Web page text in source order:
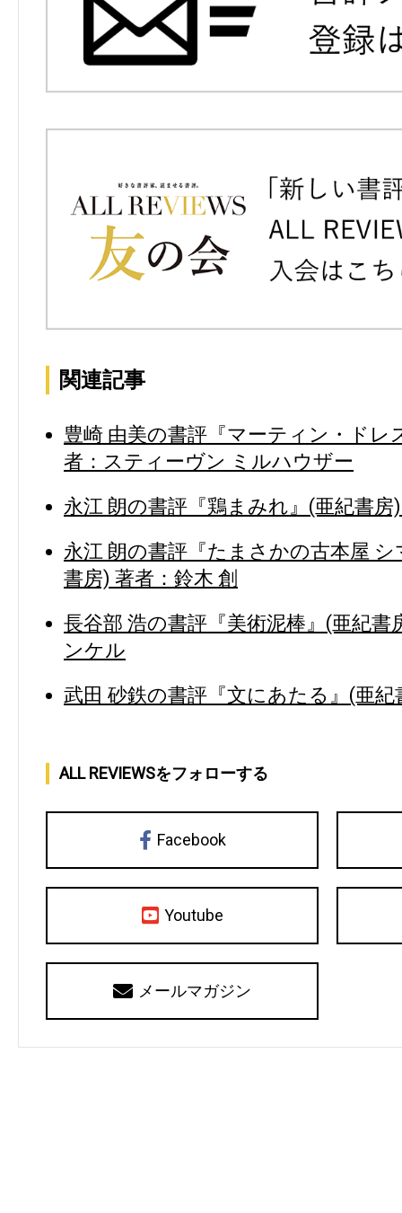
関連記事
豊崎 由美の書評『マーティン・ドレ
者：スティーヴン ミルハウザー
永江 朗の書評『鶏まみれ』(亜紀書
永江 朗の書評『たまさかの古本屋
書房) 著者：鈴木 創
長谷部 浩の書評『美術泥棒』(亜紀
ンケル
武田 砂鉄の書評『文にあたる』(亜紀
ALL REVIEWSをフォローする
Facebook
Youtube
メールマガジン